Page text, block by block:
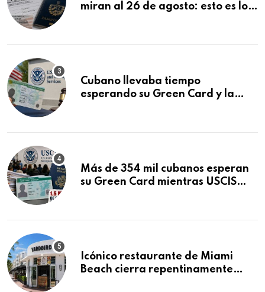
miran al 26 de agosto: esto es lo
Cubano llevaba tiempo
esperando su Green Card y la
Más de 354 mil cubanos esperan
su Green Card mientras USCIS
Icónico restaurante de Miami
Beach cierra repentinamente